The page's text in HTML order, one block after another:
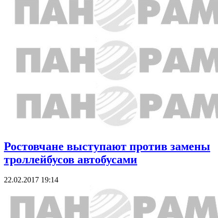
Ростовчане выступают против замены
троллейбусов автобусами
22.02.2017 19:14